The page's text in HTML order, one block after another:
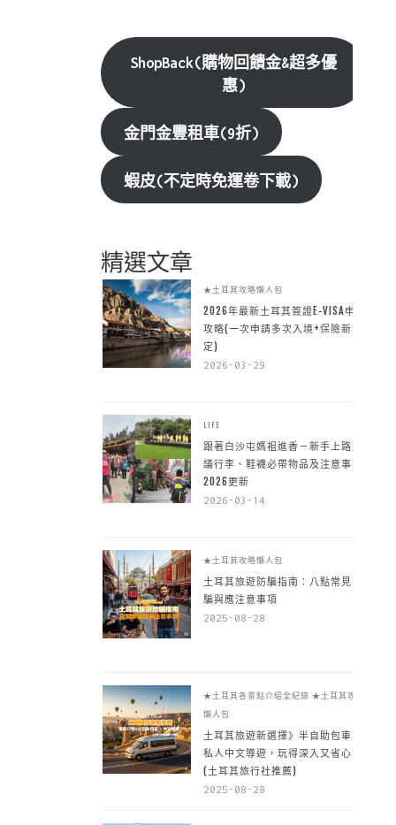
ShopBack(購物回饋金&超多優
惠)
金門金豐租車(9折)
蝦皮(不定時免運卷下載)
精選文章
★土耳其攻略懶人包
2026年最新土耳其簽證E-VISA申請
攻略(一次申請多次入境+保險新規
定)
2026-03-29
LIFE
跟著白沙屯媽祖進香－新手上路建
議行李、鞋襪必帶物品及注意事項
2026更新
2026-03-14
★土耳其攻略懶人包
土耳其旅遊防騙指南：八點常見詐
騙與應注意事項
2025-08-28
★土耳其各景點介紹全紀錄 ★土耳其攻略
懶人包
土耳其旅遊新選擇》半自助包車 +
私人中文導遊，玩得深入又省心
(土耳其旅行社推薦)
2025-08-28